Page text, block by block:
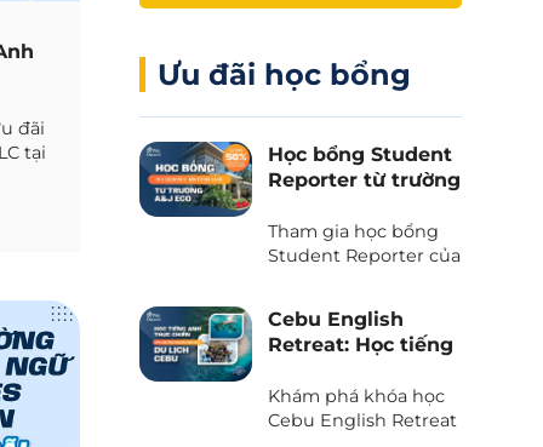
đãi
tại
Ưu đãi học bổng
Học bổng Student
Reporter từ trường
50% học phí và chi
phí ăn ở
Tham gia học bổng
Student Reporter của
trình độc quyền chỉ
có tại Phil English -
học phí, tiết kiệm tối
đa khi du học.
Cebu English
Retreat: Học tiếng
lịch trải nghiệm
tại thiên đường
Khám phá khóa học
Cebu English Retreat